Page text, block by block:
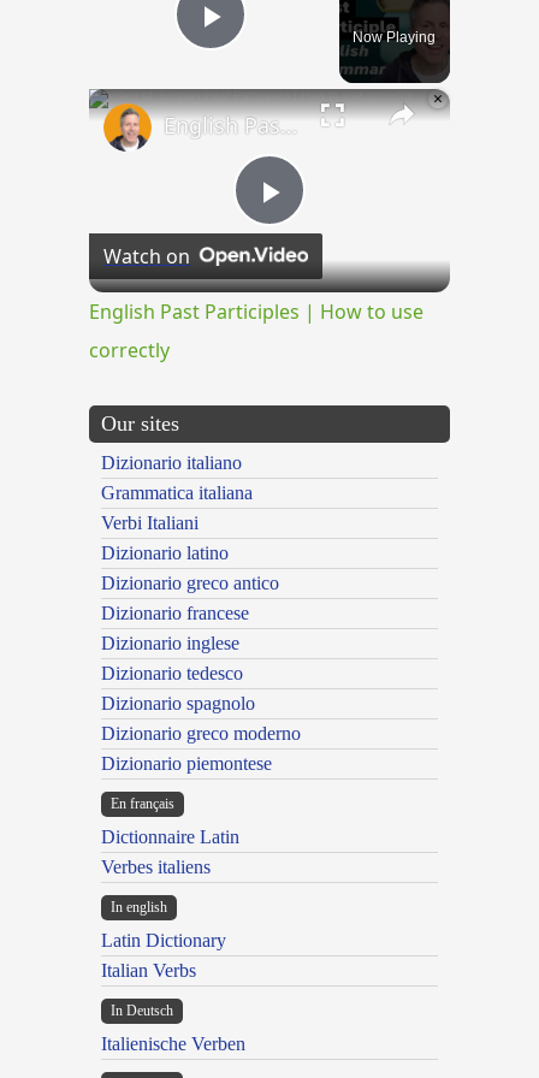
Play VideoNow Playing
×
Play
Video
English Past Participles | How to use correctly
Watch on
English Past Participles | How to use
correctly
Our sites
Dizionario italiano
Grammatica italiana
Verbi Italiani
Dizionario latino
Dizionario greco antico
Dizionario francese
Dizionario inglese
Dizionario tedesco
Dizionario spagnolo
Dizionario greco moderno
Dizionario piemontese
En français
Dictionnaire Latin
Verbes italiens
In english
Latin Dictionary
Italian Verbs
In Deutsch
Italienische Verben